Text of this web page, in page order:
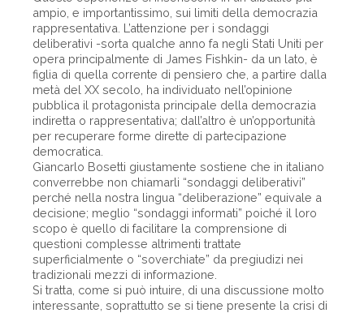
ampio, e importantissimo, sui limiti della democrazia
rappresentativa. L’attenzione per i sondaggi
deliberativi -sorta qualche anno fa negli Stati Uniti per
opera principalmente di James Fishkin- da un lato, è
figlia di quella corrente di pensiero che, a partire dalla
metà del XX secolo, ha individuato nell’opinione
pubblica il protagonista principale della democrazia
indiretta o rappresentativa; dall’altro è un’opportunità
per recuperare forme dirette di partecipazione
democratica.
Giancarlo Bosetti giustamente sostiene che in italiano
converrebbe non chiamarli “sondaggi deliberativi”
perché nella nostra lingua “deliberazione” equivale a
decisione; meglio “sondaggi informati” poiché il loro
scopo è quello di facilitare la comprensione di
questioni complesse altrimenti trattate
superficialmente o “soverchiate” da pregiudizi nei
tradizionali mezzi di informazione.
Si tratta, come si può intuire, di una discussione molto
interessante, soprattutto se si tiene presente la crisi di